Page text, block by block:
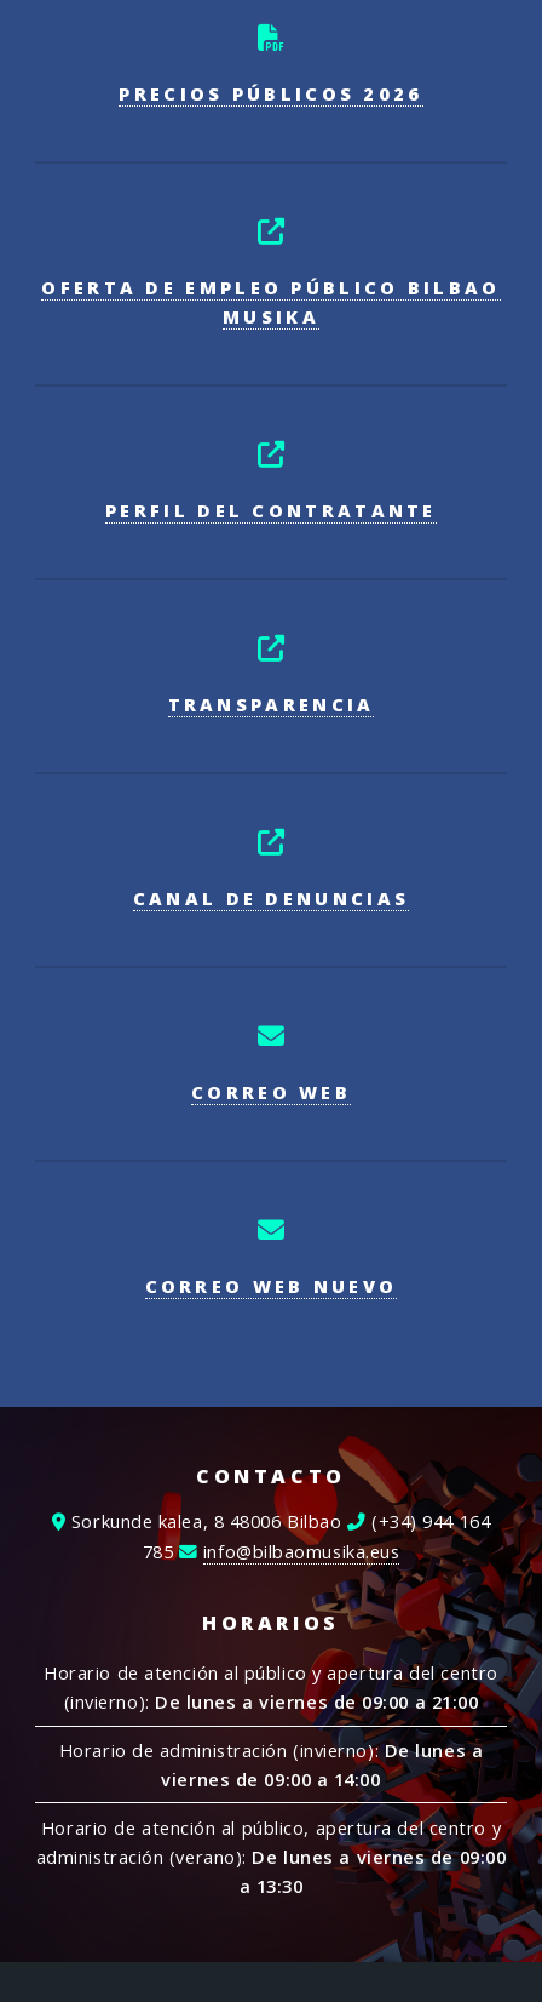
PRECIOS PÚBLICOS 2026
OFERTA DE EMPLEO PÚBLICO BILBAO
MUSIKA
PERFIL DEL CONTRATANTE
TRANSPARENCIA
CANAL DE DENUNCIAS
CORREO WEB
CORREO WEB NUEVO
CONTACTO
Sorkunde kalea, 8 48006 Bilbao
(+34) 944 164
785
info@bilbaomusika.eus
HORARIOS
Horario de atención al público y apertura del centro
(invierno): De lunes a viernes de 09:00 a 21:00
Horario de administración (invierno):De lunes a
viernes de 09:00 a 14:00
Horario de atención al público, apertura del centro y
administración (verano): De lunes a viernes de 09:00
a 13:30